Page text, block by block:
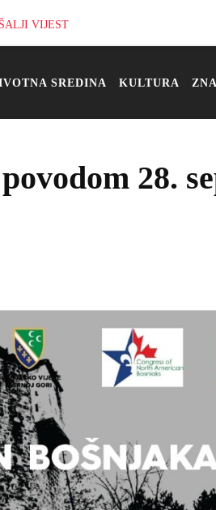
VIJEST
SREDINA KULTURA
28.